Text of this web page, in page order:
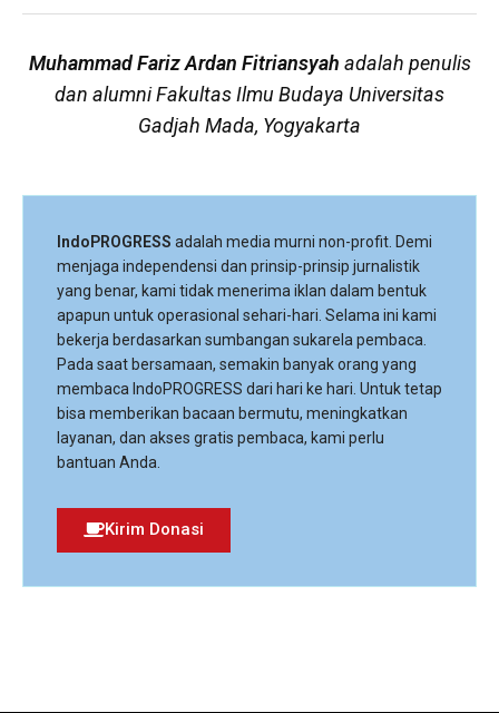
Muhammad Fariz Ardan Fitriansyah adalah penulis
dan alumni Fakultas Ilmu Budaya Universitas
Gadjah Mada, Yogyakarta
IndoPROGRESS adalah media murni non-profit. Demi
menjaga independensi dan prinsip-prinsip jurnalistik
yang benar, kami tidak menerima iklan dalam bentuk
apapun untuk operasional sehari-hari. Selama ini kami
bekerja berdasarkan sumbangan sukarela pembaca.
Pada saat bersamaan, semakin banyak orang yang
membaca IndoPROGRESS dari hari ke hari. Untuk tetap
bisa memberikan bacaan bermutu, meningkatkan
layanan, dan akses gratis pembaca, kami perlu
bantuan Anda.
Kirim Donasi